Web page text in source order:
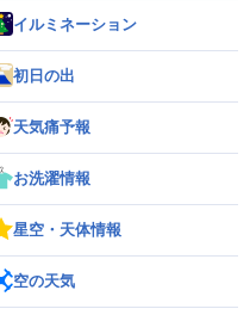
イルミネーション
初日の出
天気痛予報
お洗濯情報
星空・天体情報
空の天気